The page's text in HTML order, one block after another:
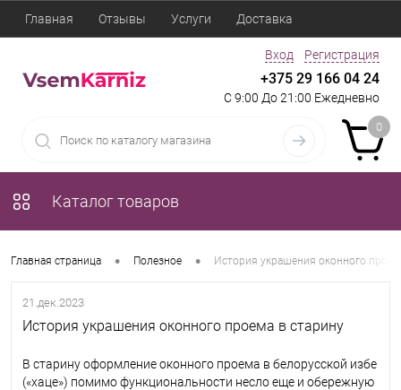
Главная Отзывы Услуги Доставка
Вход Регистрация
+375 29 166 04 24
С 9:00 До 21:00 Ежедневно
0
Каталог товаров
Главная страница • Полезное • История украшения оконного
21.дек.2023
История украшения оконного проема в старину
В старину оформление оконного проема в белорусской избе
(«хаце») помимо функциональности несло еще и обережную